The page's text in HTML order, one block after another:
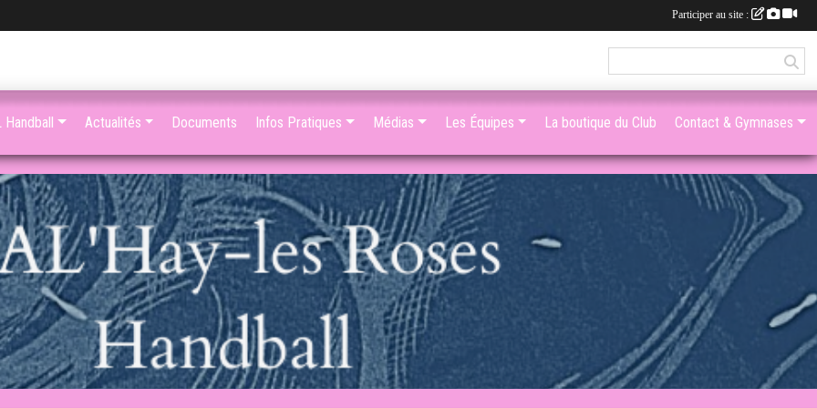
Handball Actualités Documents Infos Pratiques Médias Les Équipes La boutique du Club Contact & Gymnases
Participer au site :